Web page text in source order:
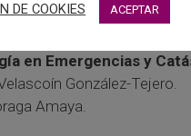
Gómez.
en Emergencias y
González-Tejero.
Amaya.
DE COOKIES ACEPTAR